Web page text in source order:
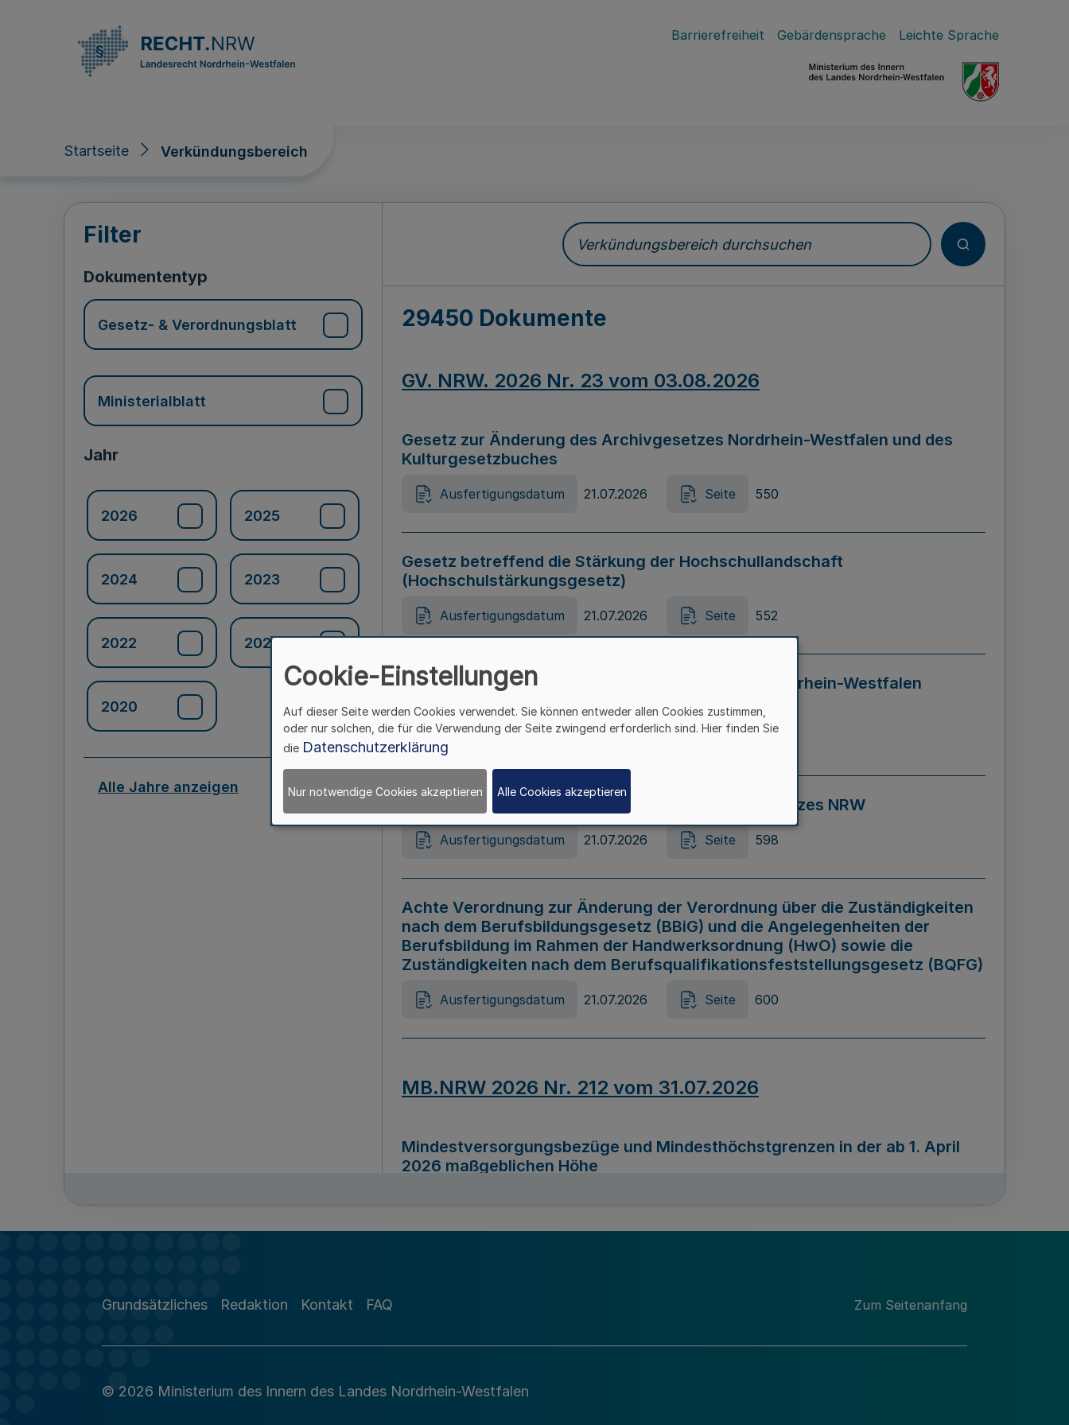
Barrierefreiheit Gebärdensprache Leichte Sprache
Startseite Verkündungsbereich
Verkündungsbereich
Filter
Dokumententyp
Gesetz- & Verordnungsblatt
Ministerialblatt
Jahr
2026 2025
2024 2023
2022 2021
2020
Alle Jahre anzeigen
Verkündungsbereich durchsuchen
29450 Dokumente
GV. NRW. 2026 Nr. 23 vom 03.08.2026
Gesetz zur Änderung des Archivgesetzes Nordrhein-Westfalen und des
Kulturgesetzbuches
Ausfertigungsdatum 21.07.2026 Seite 550
Gesetz betreffend die Stärkung der Hochschullandschaft
(Hochschulstärkungsgesetz)
Ausfertigungsdatum 21.07.2026 Seite 552
Gesetz zur Vermeidung von Diskriminierung in Nordrhein-Westfalen
(Landesantidiskriminierungsgesetz – LADG NRW)
Ausfertigungsdatum 21.07.2026 Seite 595
Gesetz zur Änderung des Online-Casinospiel Gesetzes NRW
Ausfertigungsdatum 21.07.2026 Seite 598
Achte Verordnung zur Änderung der Verordnung über die Zuständigkeiten
nach dem Berufsbildungsgesetz (BBiG) und die Angelegenheiten der
Berufsbildung im Rahmen der Handwerksordnung (HwO) sowie die
Zuständigkeiten nach dem Berufsqualifikationsfeststellungsgesetz (BQFG)
Ausfertigungsdatum 21.07.2026 Seite 600
MB.NRW 2026 Nr. 212 vom 31.07.2026
Mindestversorgungsbezüge und Mindesthöchstgrenzen in der ab 1. April
2026 maßgeblichen Höhe
Richtlinie zur Durchführung des Förderprogramms „Mittelstand Innovativ &
Grundsätzliches Redaktion Kontakt FAQ Zum Seitenanfang
© 2026 Ministerium des Innern des Landes Nordrhein-Westfalen
Cookie-Einstellungen
Auf dieser Seite werden Cookies verwendet. Sie können entweder allen Cookies zustimmen,
oder nur solchen, die für die Verwendung der Seite zwingend erforderlich sind. Hier finden Sie
die Datenschutzerklärung
Nur notwendige Cookies akzeptieren Alle Cookies akzeptieren